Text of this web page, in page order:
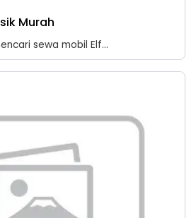
Murah
sewa mobil Elf...